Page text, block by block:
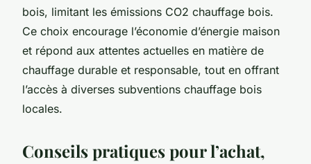
bois, limitant les émissions CO2 chauffage bois.
Ce choix encourage l’économie d’énergie maison
et répond aux attentes actuelles en matière de
chauffage durable et responsable, tout en offrant
l’accès à diverses subventions chauffage bois
locales.
Conseils pratiques pour l’achat,